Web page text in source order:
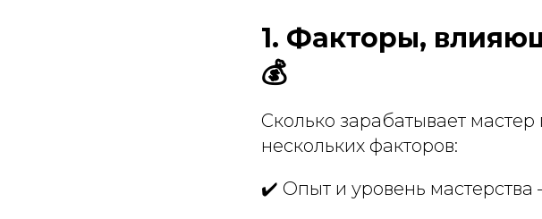
1. Факторы,
💰
Сколько зарабатывает
нескольких факторов:
✔️ Опыт и уровень